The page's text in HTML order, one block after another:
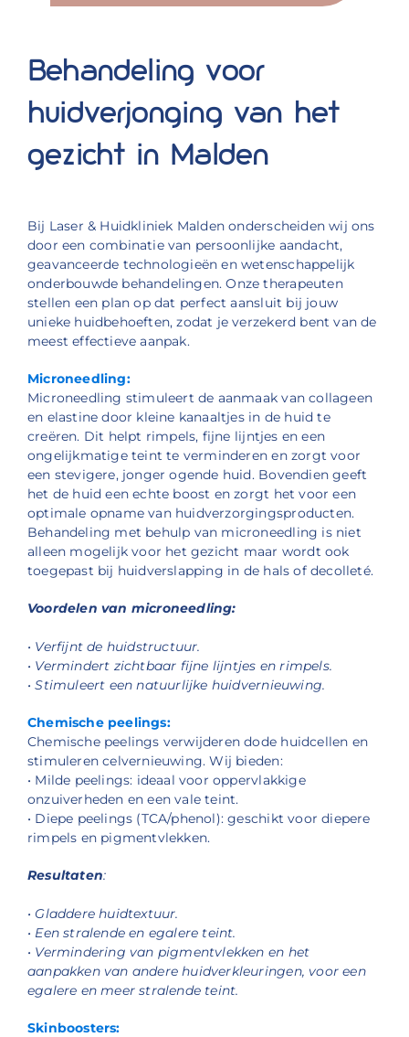
Behandeling voor
huidverjonging van het
gezicht in Malden
Bij Laser & Huidkliniek Malden onderscheiden wij ons
door een combinatie van persoonlijke aandacht,
geavanceerde technologieën en wetenschappelijk
onderbouwde behandelingen. Onze therapeuten
stellen een plan op dat perfect aansluit bij jouw
unieke huidbehoeften, zodat je verzekerd bent van de
meest effectieve aanpak.
Microneedling:
Microneedling stimuleert de aanmaak van collageen
en elastine door kleine kanaaltjes in de huid te
creëren. Dit helpt rimpels, fijne lijntjes en een
ongelijkmatige teint te verminderen en zorgt voor
een stevigere, jonger ogende huid. Bovendien geeft
het de huid een echte boost en zorgt het voor een
optimale opname van huidverzorgingsproducten.
Behandeling met behulp van microneedling is niet
alleen mogelijk voor het gezicht maar wordt ook
toegepast bij huidverslapping in de hals of decolleté.
Voordelen van microneedling:
• Verfijnt de huidstructuur.
• Vermindert zichtbaar fijne lijntjes en rimpels.
• Stimuleert een natuurlijke huidvernieuwing.
Chemische peelings:
Chemische peelings verwijderen dode huidcellen en
stimuleren celvernieuwing. Wij bieden:
• Milde peelings: ideaal voor oppervlakkige
onzuiverheden en een vale teint.
• Diepe peelings (TCA/phenol): geschikt voor diepere
rimpels en pigmentvlekken.
Resultaten:
• Gladdere huidtextuur.
• Een stralende en egalere teint.
• Vermindering van pigmentvlekken en het
aanpakken van andere huidverkleuringen, voor een
egalere en meer stralende teint.
Skinboosters: